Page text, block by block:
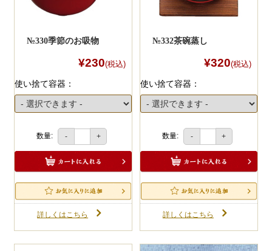
№330季節のお吸物
¥230(税込)
使い捨て容器：
数量: - +
詳しくはこちら
№332茶碗蒸し
¥320(税込)
使い捨て容器：
数量: - +
詳しくはこちら